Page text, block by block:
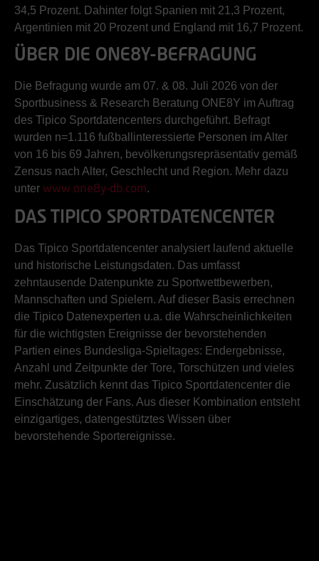
34,5 Prozent. Dahinter folgt Spanien mit 21,3 Prozent,
Argentinien mit 20 Prozent und England mit 16,7 Prozent.
ÜBER DIE ONE8Y-BEFRAGUNG
Die Befragung wurde am 07. & 08. Juli 2026 von der
Sportbusiness & Research Beratung ONE8Y im Auftrag
des Tipico Sportdatencenters durchgeführt. Befragt
wurden n=1.116 fußballinteressierte Personen im Alter
von 16 bis 69 Jahren, bevölkerungsrepräsentativ gemäß
Zensus nach Alter, Geschlecht und Region. Mehr dazu
unter www.one8y-db.com.
DAS TIPICO SPORTDATENCENTER
Das Tipico Sportdatencenter analysiert laufend aktuelle
und historische Leistungsdaten. Das umfasst
zehntausende Datenpunkte zu Sportwettbewerben,
Mannschaften und Spielern. Auf dieser Basis errechnen
die Tipico Datenexperten u.a. die Wahrscheinlichkeiten
für die wichtigsten Ereignisse der bevorstehenden
Partien eines Bundesliga-Spieltages: Endergebnisse,
Anzahl und Zeitpunkte der Tore, Torschützen und vieles
mehr. Zusätzlich kennt das Tipico Sportdatencenter die
Einschätzung der Fans. Aus dieser Kombination entsteht
einzigartiges, datengestütztes Wissen über
bevorstehende Sportereignisse.